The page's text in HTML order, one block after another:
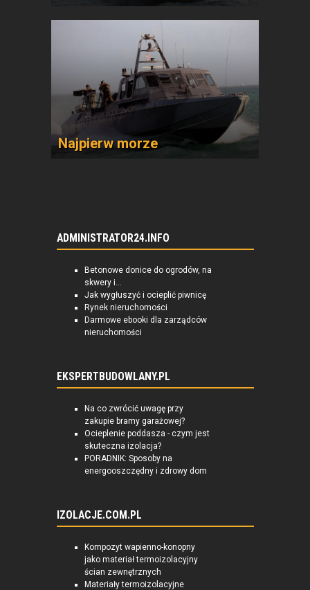
Najpierw morze
ADMINISTRATOR24.INFO
Betonowe donice do ogrodów, na
skwery i...
Jak wygłuszyć i ocieplić piwnicę
Rynek nieruchomości
Darmowe ebooki dla zarządców
nieruchomości
EKSPERTBUDOWLANY.PL
Na co zwrócić uwagę przy
zakupie bramy garażowej?
Ocieplenie poddasza - czym jest
skuteczna izolacja?
PORADNIK: Sposoby na
energooszczędny i zdrowy dom
IZOLACJE.COM.PL
Kompozyt wapienno-konopny
jako materiał termoizolacyjny
ścian zewnętrznych
Materiały termoizolacyjne